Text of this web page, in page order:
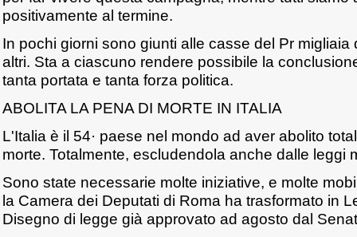
positivamente al termine.
In pochi giorni sono giunti alle casse del Pr migliaia
altri. Sta a ciascuno rendere possibile la
tanta portata e tanta forza politica.
ABOLITA LA PENA DI MORTE IN ITALIA
L'Italia è il 54· paese nel mondo ad aver abolito
morte. Totalmente, escludendola anche dalle leggi
Sono state necessarie molte iniziative, e molte
la Camera dei Deputati di Roma ha trasformato in
Disegno di legge già approvato ad agosto dal